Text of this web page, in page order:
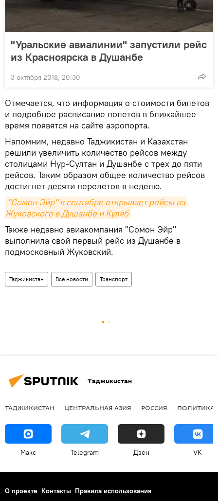
"Уральские авиалинии" запустили рейс
из Красноярска в Душанбе
3 октября 2018, 20:30
Отмечается, что информация о стоимости билетов
и подробное расписание полетов в ближайшее
время появятся на сайте аэропорта.
Напомним, недавно Таджикистан и Казахстан
решили увеличить количество рейсов между
столицами Нур-Султан и Душанбе с трех до пяти
рейсов. Таким образом общее количество рейсов
достигнет десяти перелетов в неделю.
"Сомон Эйр" в сентябре открывает рейсы из
Жуковского в Душанбе и Куляб
Также недавно авиакомпания "Cомон Эйр"
выполнила свой первый рейс из Душанбе в
подмосковный Жуковский.
Таджикистан Все новости Транспорт
Таджикистан
ТАДЖИКИСТАН ЦЕНТРАЛЬНАЯ АЗИЯ РОССИЯ ПОЛИТИКА
Макс Telegram Дзен VK
О проекте Контакты Правила использования